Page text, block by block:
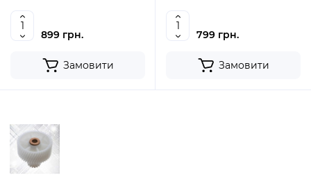
899 грн.
Замовити
799 грн.
Замовити